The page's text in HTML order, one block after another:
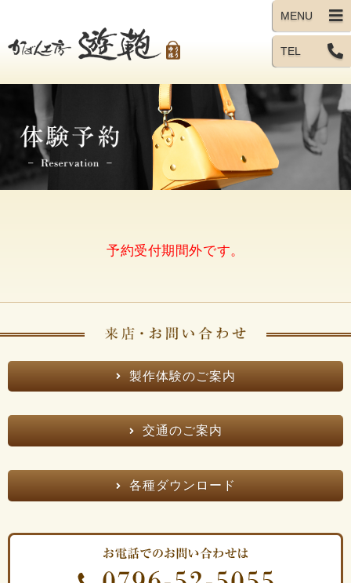
TEL
予約受付期間外です。
製作体験のご案内
交通のご案内
各種ダウンロード